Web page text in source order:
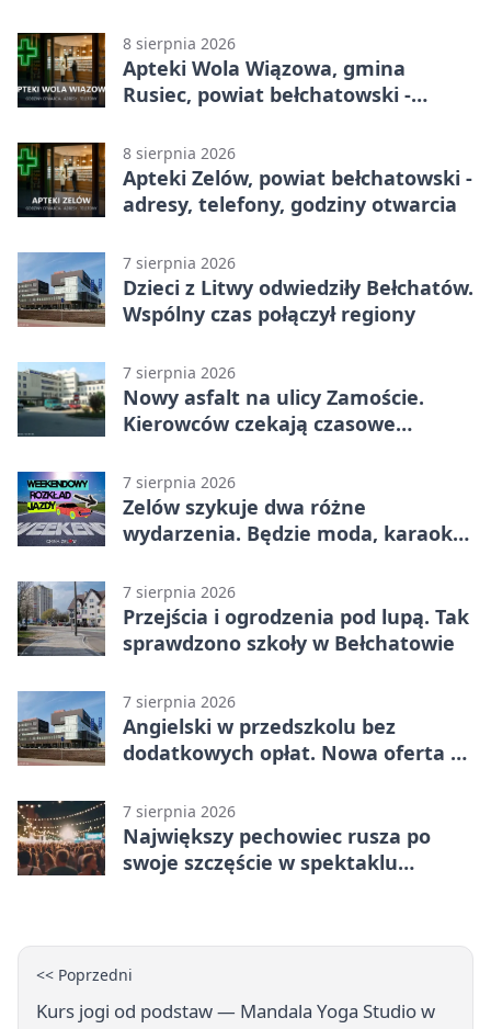
8 sierpnia 2026
Apteki Wola Wiązowa, gmina
Rusiec, powiat bełchatowski -
8 sierpnia 2026
Apteki Zelów, powiat bełchatowski -
adresy, telefony, godziny otwarcia
7 sierpnia 2026
Dzieci z Litwy odwiedziły Bełchatów.
Wspólny czas połączył regiony
7 sierpnia 2026
Nowy asfalt na ulicy Zamoście.
Kierowców czekają czasowe
7 sierpnia 2026
Zelów szykuje dwa różne
wydarzenia. Będzie moda, karaoke
7 sierpnia 2026
Przejścia i ogrodzenia pod lupą. Tak
sprawdzono szkoły w Bełchatowie
7 sierpnia 2026
Angielski w przedszkolu bez
dodatkowych opłat. Nowa oferta w
7 sierpnia 2026
Największy pechowiec rusza po
swoje szczęście w spektaklu
<< Poprzedni
Kurs jogi od podstaw — Mandala Yoga Studio w